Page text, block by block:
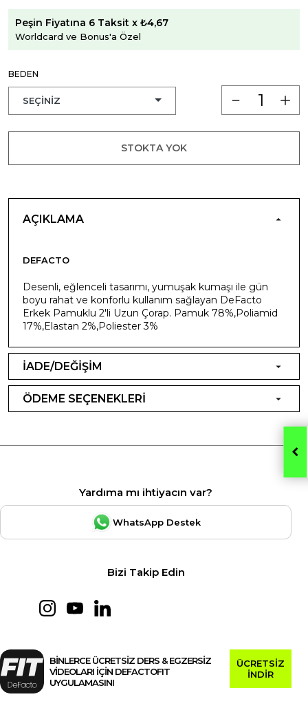
Peşin Fiyatına 6 Taksit x ₺4,67
Worldcard ve Bonus'a Özel
BEDEN
STOKTA YOK
AÇIKLAMA
DEFACTO
Desenli, eğlenceli tasarımı, yumuşak kumaşı ile gün
boyu rahat ve konforlu kullanım sağlayan DeFacto
Erkek Pamuklu 2'li Uzun Çorap. Pamuk 78%,Poliamid
17%,Elastan 2%,Poliester 3%
İADE/DEĞİŞİM
ÖDEME SEÇENEKLERİ
Yardıma mı ihtiyacın var?
WhatsApp Destek
Bizi Takip Edin
BİNLERCE ÜCRETSİZ DERS & EGZERSİZ
VİDEOLARI İÇİN DEFACTOFIT
UYGULAMASINI
ÜCRETSİZ
İNDİR